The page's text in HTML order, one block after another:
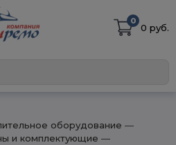
0
0 руб.
оборудование ―
и комплектующие ―